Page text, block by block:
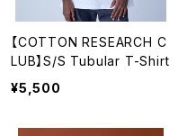
【COTTON RESEARCH C
LUB】S/S Tubular T-Shirt
¥5,500